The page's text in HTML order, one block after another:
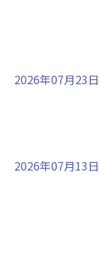
2026年07月23日
2026年07月13日